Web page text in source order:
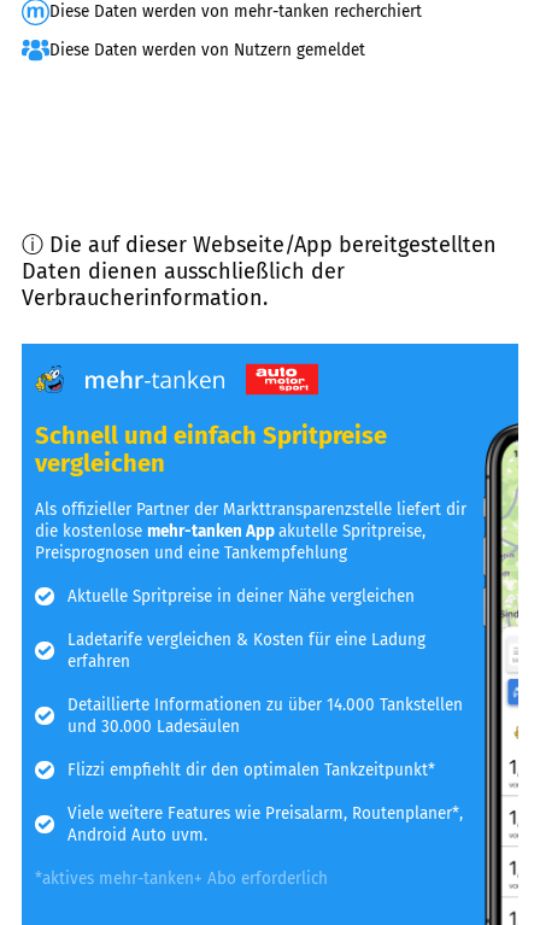
Diese Daten werden von mehr-tanken recherchiert
Diese Daten werden von Nutzern gemeldet
ⓘ Die auf dieser Webseite/App bereitgestellten
Daten dienen ausschließlich der
Verbraucherinformation.
Schnell und einfach Spritpreise
vergleichen
Als offizieller Partner der Markttransparenzstelle liefert dir
die kostenlosemehr-tanken Appakutelle Spritpreise,
Preisprognosen und eine Tankempfehlung
Aktuelle Spritpreise in deiner Nähe vergleichen
Ladetarife vergleichen & Kosten für eine Ladung
erfahren
Detaillierte Informationen zu über 14.000 Tankstellen
und 30.000 Ladesäulen
Flizzi empfiehlt dir den optimalen Tankzeitpunkt*
Viele weitere Features wie Preisalarm, Routenplaner*,
Android Auto uvm.
*aktives mehr-tanken+ Abo erforderlich